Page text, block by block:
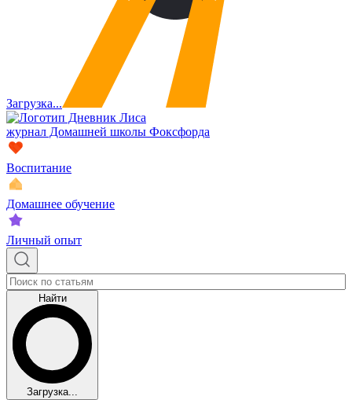
Загрузка...
журнал Домашней школы Фоксфорда
Воспитание
Домашнее обучение
Личный опыт
Найти
Загрузка...